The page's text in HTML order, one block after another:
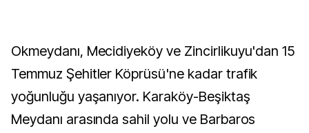
Okmeydanı, Mecidiyeköy ve Zincirlikuyu'dan 15
Temmuz Şehitler Köprüsü'ne kadar trafik
yoğunluğu yaşanıyor. Karaköy-Beşiktaş
Meydanı arasında sahil yolu ve Barbaros